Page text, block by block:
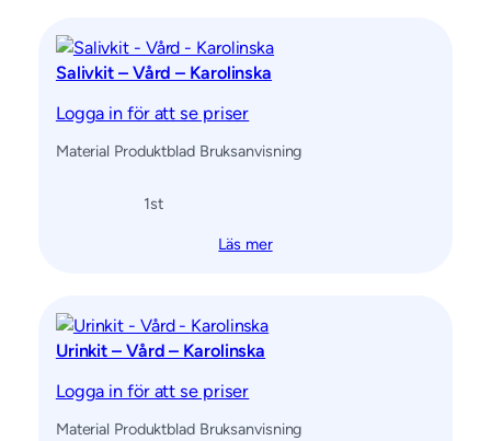
Salivkit – Vård – Karolinska
Logga in för att se priser
Material Produktblad Bruksanvisning
1st
Läs mer
Urinkit – Vård – Karolinska
Logga in för att se priser
Material Produktblad Bruksanvisning